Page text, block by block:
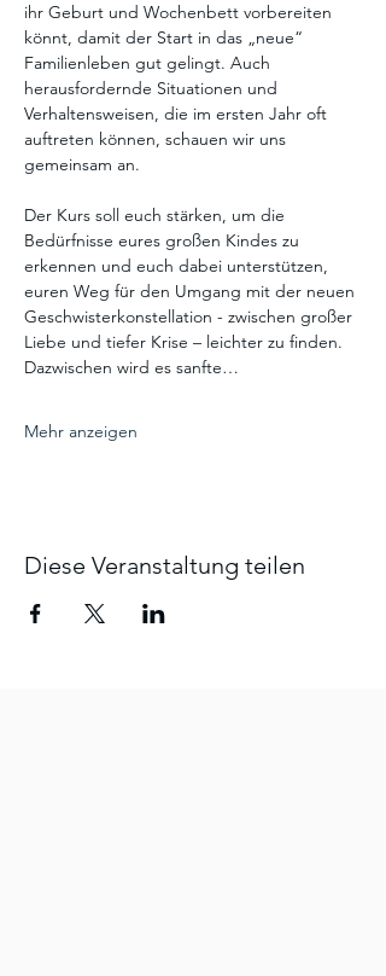
ihr Geburt und Wochenbett vorbereiten
könnt, damit der Start in das „neue“
Familienleben gut gelingt. Auch
herausfordernde Situationen und
Verhaltensweisen, die im ersten Jahr oft
auftreten können, schauen wir uns
gemeinsam an.
Der Kurs soll euch stärken, um die
Bedürfnisse eures großen Kindes zu
erkennen und euch dabei unterstützen,
euren Weg für den Umgang mit der neuen
Geschwisterkonstellation - zwischen großer
Liebe und tiefer Krise – leichter zu finden.
Dazwischen wird es sanfte…
Mehr anzeigen
Diese Veranstaltung teilen